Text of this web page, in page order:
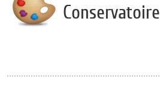
Conservatoire